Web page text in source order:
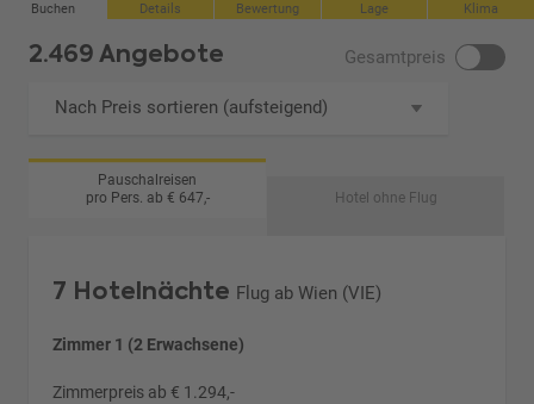
Buchen Details Bewertung Lage Klima
2.469 Angebote Gesamtpreis
Nach Preis sortieren (aufsteigend)
Pauschalreisen
pro Pers. ab € 647,-
Hotel ohne Flug
7 Hotelnächte Flug ab Wien (VIE)
Zimmer 1 (2 Erwachsene)
Zimmerpreis ab € 1.294,-